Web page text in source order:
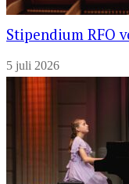
Stipendium RFO
5 juli 2026